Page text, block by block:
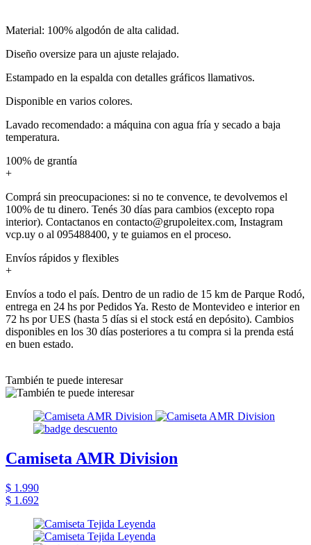
Material: 100% algodón de alta calidad.
Diseño oversize para un ajuste relajado.
Estampado en la espalda con detalles gráficos llamativos.
Disponible en varios colores.
Lavado recomendado: a máquina con agua fría y secado a baja
temperatura.
100% de grantía
+
Comprá sin preocupaciones: si no te convence, te devolvemos el
100% de tu dinero. Tenés 30 días para cambios (excepto ropa
interior). Contactanos en contacto@grupoleitex.com, Instagram
vcp.uy o al 095488400, y te guiamos en el proceso.
Envíos rápidos y flexibles
+
Envíos a todo el país. Dentro de un radio de 15 km de Parque Rodó,
entrega en 24 hs por Pedidos Ya. Resto de Montevideo e interior en
72 hs por UES (hasta 5 días si el stock está en depósito). Cambios
disponibles en los 30 días posteriores a tu compra si la prenda está
en buen estado.
También te puede interesar
Camiseta AMR Division
$ 1.990
$ 1.692